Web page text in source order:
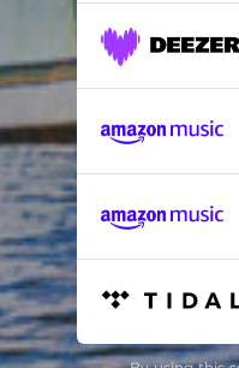
Sombrero de
Las piedras de
Tu Orgullo
Moto Méndez
Misterios del
A los bosques
Potosí